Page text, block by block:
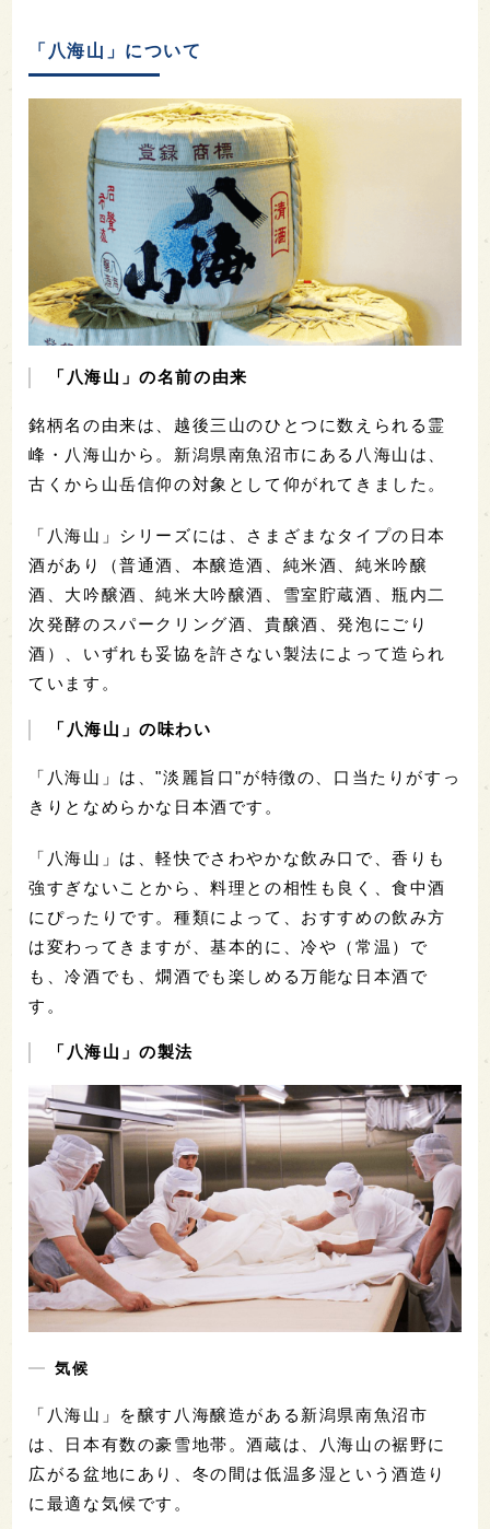
「八海山」について
「八海山」の名前の由来
銘柄名の由来は、越後三山のひとつに数えられる霊
峰・八海山から。新潟県南魚沼市にある八海山は、
古くから山岳信仰の対象として仰がれてきました。
「八海山」シリーズには、さまざまなタイプの日本
酒があり（普通酒、本醸造酒、純米酒、純米吟醸
酒、大吟醸酒、純米大吟醸酒、雪室貯蔵酒、瓶内二
次発酵のスパークリング酒、貴醸酒、発泡にごり
酒）、いずれも妥協を許さない製法によって造られ
ています。
「八海山」の味わい
「八海山」は、"淡麗旨口"が特徴の、口当たりがすっ
きりとなめらかな日本酒です。
「八海山」は、軽快でさわやかな飲み口で、香りも
強すぎないことから、料理との相性も良く、食中酒
にぴったりです。種類によって、おすすめの飲み方
は変わってきますが、基本的に、冷や（常温）で
も、冷酒でも、燗酒でも楽しめる万能な日本酒で
す。
「八海山」の製法
気候
「八海山」を醸す八海醸造がある新潟県南魚沼市
は、日本有数の豪雪地帯。酒蔵は、八海山の裾野に
広がる盆地にあり、冬の間は低温多湿という酒造り
に最適な気候です。